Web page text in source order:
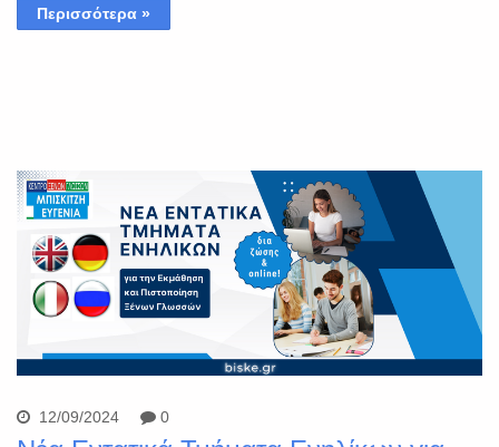
Περισσότερα »
12/09/2024 0